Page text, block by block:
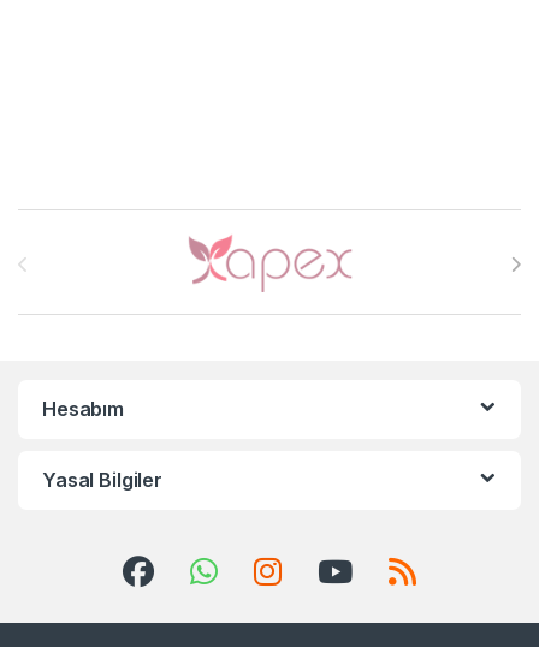
Brands Carousel
Hesabım
Yasal Bilgiler